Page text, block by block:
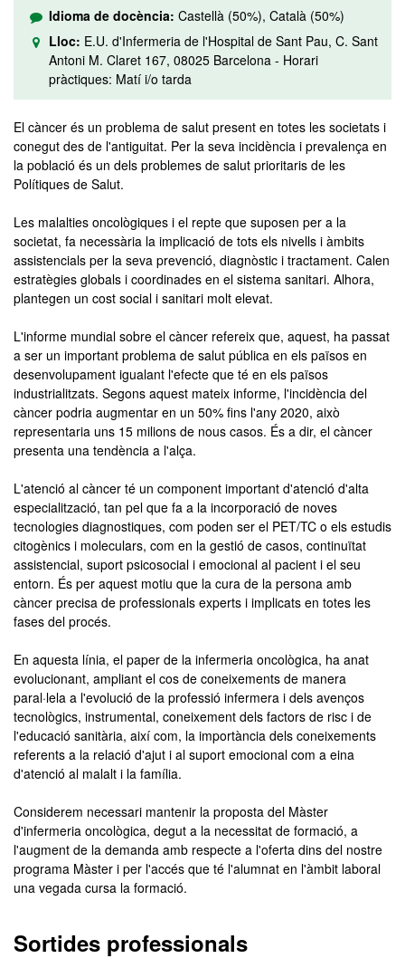
Idioma de docència: Castellà (50%), Català (50%)
Lloc: E.U. d'Infermeria de l'Hospital de Sant Pau, C. Sant
Antoni M. Claret 167, 08025 Barcelona - Horari
pràctiques: Matí i/o tarda
El càncer és un problema de salut present en totes les societats i
conegut des de l'antiguitat. Per la seva incidència i prevalença en
la població és un dels problemes de salut prioritaris de les
Polítiques de Salut.
Les malalties oncològiques i el repte que suposen per a la
societat, fa necessària la implicació de tots els nivells i àmbits
assistencials per la seva prevenció, diagnòstic i tractament. Calen
estratègies globals i coordinades en el sistema sanitari. Alhora,
plantegen un cost social i sanitari molt elevat.
L'informe mundial sobre el càncer refereix que, aquest, ha passat
a ser un important problema de salut pública en els països en
desenvolupament igualant l'efecte que té en els països
industrialitzats. Segons aquest mateix informe, l'incidència del
càncer podria augmentar en un 50% fins l'any 2020, això
representaria uns 15 milions de nous casos. És a dir, el càncer
presenta una tendència a l'alça.
L'atenció al càncer té un component important d'atenció d'alta
especialització, tan pel que fa a la incorporació de noves
tecnologies diagnostiques, com poden ser el PET/TC o els estudis
citogènics i moleculars, com en la gestió de casos, continuïtat
assistencial, suport psicosocial i emocional al pacient i el seu
entorn. És per aquest motiu que la cura de la persona amb
càncer precisa de professionals experts i implicats en totes les
fases del procés.
En aquesta línia, el paper de la infermeria oncològica, ha anat
evolucionant, ampliant el cos de coneixements de manera
paral·lela a l'evolució de la professió infermera i dels avenços
tecnològics, instrumental, coneixement dels factors de risc i de
l'educació sanitària, així com, la importància dels coneixements
referents a la relació d'ajut i al suport emocional com a eina
d'atenció al malalt i la família.
Considerem necessari mantenir la proposta del Màster
d'infermeria oncològica, degut a la necessitat de formació, a
l'augment de la demanda amb respecte a l'oferta dins del nostre
programa Màster i per l'accés que té l'alumnat en l'àmbit laboral
una vegada cursa la formació.
Sortides professionals